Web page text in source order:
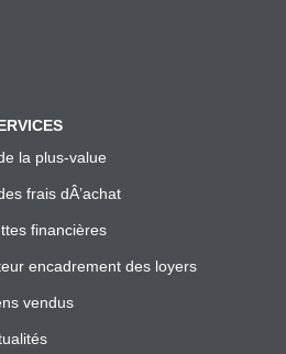
la plus-value
frais dÂ’achat
financières
encadrement des loyers
vendus